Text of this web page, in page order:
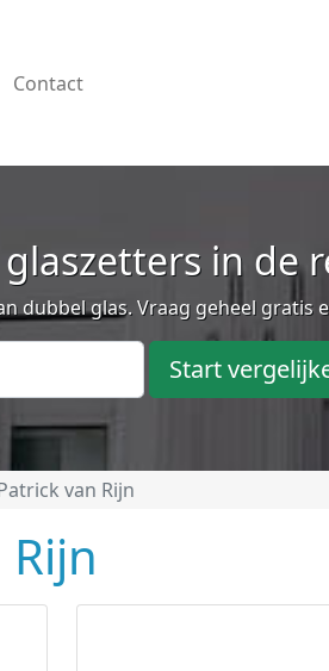
Contact
in de
dubbel glas. Vraag geheel gratis
Start
van Rijn